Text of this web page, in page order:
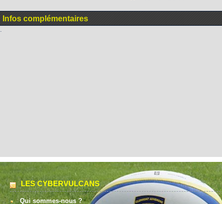
Infos complémentaires
.
LES CYBERVULCANS
Qui sommes-nous ?